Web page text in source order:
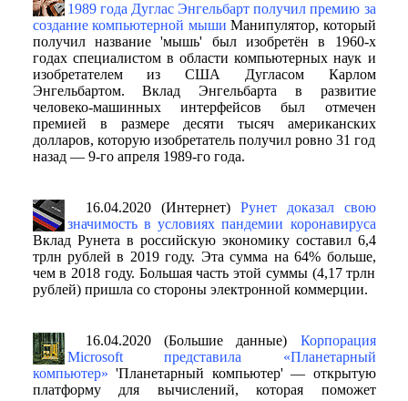
1989 года Дуглас Энгельбарт получил премию за
создание компьютерной мыши Манипулятор, который
получил название 'мышь' был изобретён в 1960-х
годах специалистом в области компьютерных наук и
изобретателем из США Дугласом Карлом
Энгельбартом. Вклад Энгельбарта в развитие
человеко-машинных интерфейсов был отмечен
премией в размере десяти тысяч американских
долларов, которую изобретатель получил ровно 31 год
назад — 9-го апреля 1989-го года.
16.04.2020 (Интернет) Рунет доказал свою
значимость в условиях пандемии коронавируса
Вклад Рунета в российскую экономику составил 6,4
трлн рублей в 2019 году. Эта сумма на 64% больше,
чем в 2018 году. Большая часть этой суммы (4,17 трлн
рублей) пришла со стороны электронной коммерции.
16.04.2020 (Большие данные) Корпорация
Microsoft представила «Планетарный
компьютер» 'Планетарный компьютер' — открытую
платформу для вычислений, которая поможет